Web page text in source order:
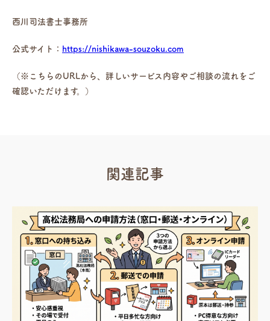
西川司法書士事務所
公式サイト： https://nishikawa-souzoku.com
（※こちらのURLから、詳しいサービス内容やご相談の流れをご
確認いただけます。）
関連記事